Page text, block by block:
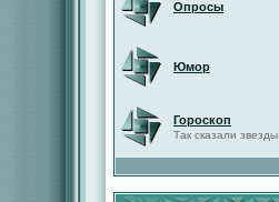
Опросы
Юмор
Гороскоп
Так сказали звезды